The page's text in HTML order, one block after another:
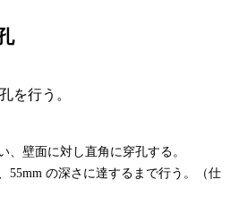
を行う。
、壁面に対し直角に穿孔する。
55mm の深さに達するまで行う。（仕